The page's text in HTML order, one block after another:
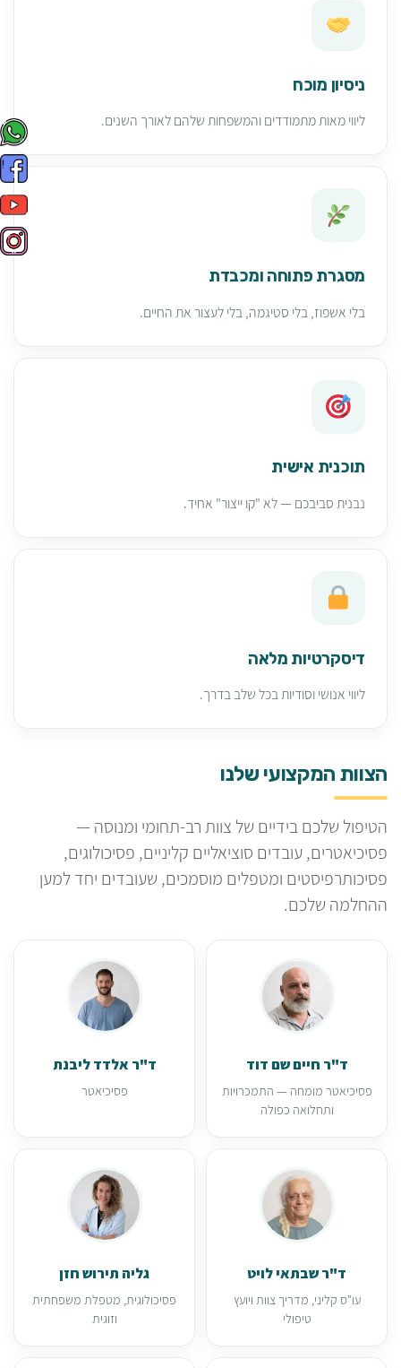
ניסיון מוכח
ליווי מאות מתמודדים והמשפחות שלהם לאורך השנים.
מסגרת פתוחה ומכבדת
בלי אשפוז, בלי סטיגמה, בלי לעצור את החיים.
תוכנית אישית
נבנית סביבכם — לא "קו ייצור" אחיד.
דיסקרטיות מלאה
ליווי אנושי וסודיות בכל שלב בדרך.
הצוות המקצועי שלנו
הטיפול שלכם בידיים של צוות רב-תחומי ומנוסה —
פסיכיאטרים, עובדים סוציאליים קליניים, פסיכולוגים,
פסיכותרפיסטים ומטפלים מוסמכים, שעובדים יחד למען
ההחלמה שלכם.
ד"ר חיים שם דוד
פסיכיאטר מומחה — התמכרויות
ותחלואה כפולה
ד"ר אלדד ליבנת
פסיכיאטר
ד"ר שבתאי לויט
עו"ס קליני, מדריך צוות ויועץ
טיפולי
גליה תירוש חזן
פסיכולוגית, מטפלת משפחתית
וזוגית